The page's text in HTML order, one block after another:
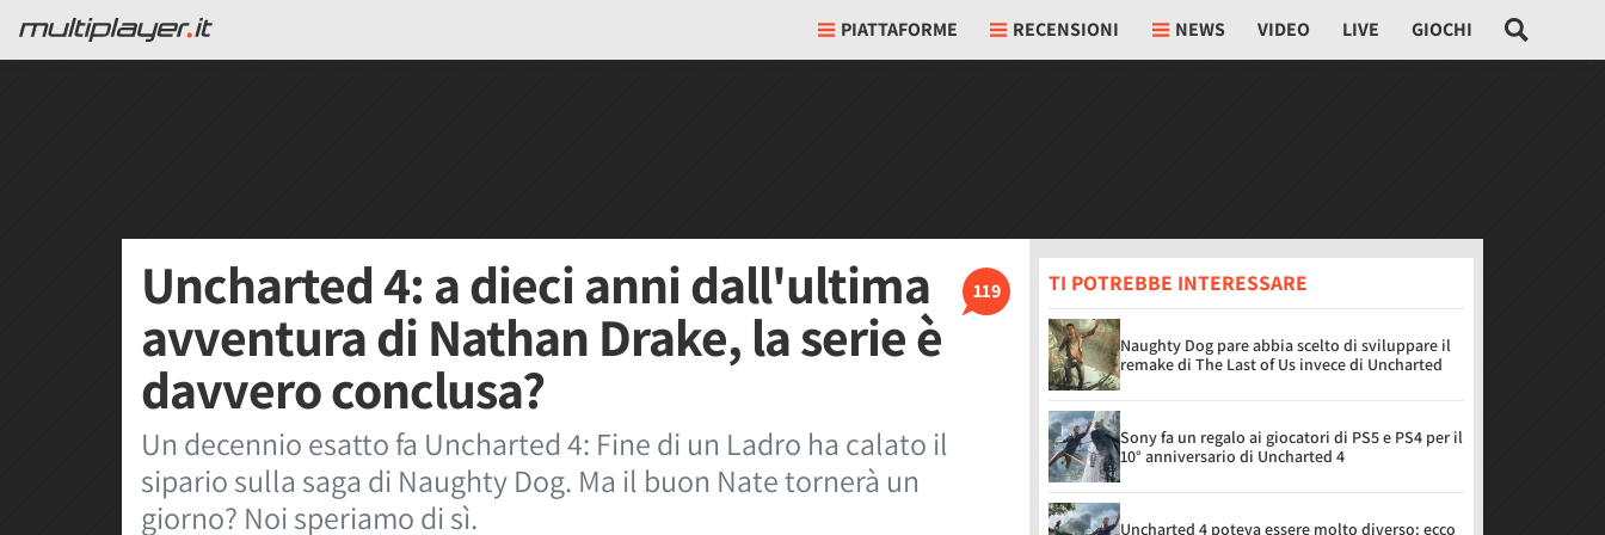
PIATTAFORME RECENSIONI NEWS VIDEO LIVE GIOCHI
119
Uncharted 4: a dieci anni dall'ultima
avventura di Nathan Drake, la serie è
davvero conclusa?
Un decennio esatto fa Uncharted 4: Fine di un Ladro ha calato il
sipario sulla saga di Naughty Dog. Ma il buon Nate tornerà un
giorno? Noi speriamo di sì.
TI POTREBBE INTERESSARE
Naughty Dog pare abbia scelto di sviluppare il
remake di The Last of Us invece di Uncharted
Sony fa un regalo ai giocatori di PS5 e PS4 per il
10° anniversario di Uncharted 4
Uncharted 4 poteva essere molto diverso: ecco